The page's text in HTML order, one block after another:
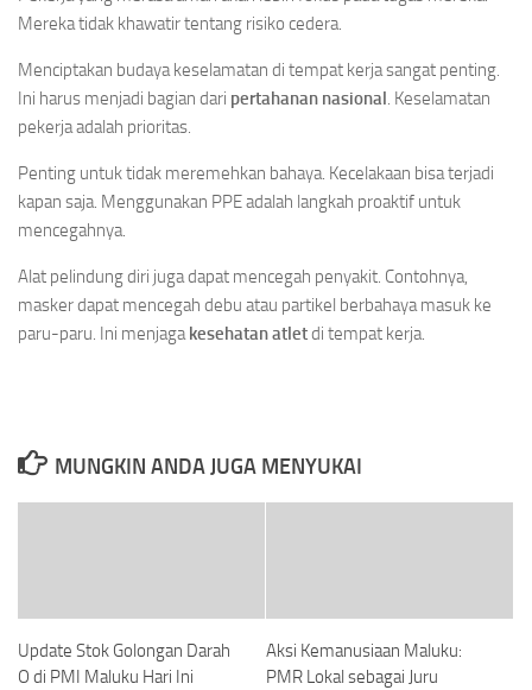
Mereka tidak khawatir tentang risiko cedera.
Menciptakan budaya keselamatan di tempat kerja sangat penting.
Ini harus menjadi bagian dari pertahanan nasional. Keselamatan
pekerja adalah prioritas.
Penting untuk tidak meremehkan bahaya. Kecelakaan bisa terjadi
kapan saja. Menggunakan PPE adalah langkah proaktif untuk
mencegahnya.
Alat pelindung diri juga dapat mencegah penyakit. Contohnya,
masker dapat mencegah debu atau partikel berbahaya masuk ke
paru-paru. Ini menjagakesehatan atletdi tempat kerja.
MUNGKIN ANDA JUGA MENYUKAI
Update Stok Golongan Darah
O di PMI Maluku Hari Ini
Aksi Kemanusiaan Maluku:
PMR Lokal sebagai Juru